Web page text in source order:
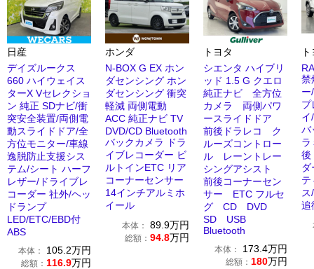
日産
デイズルークス
660 ハイウェイス
ターX Vセレクショ
ン 純正 SDナビ/衝
突安全装置/両側電
動スライドドア/全
方位モニター/車線
逸脱防止支援シス
テム/シート ハーフ
レザー/ドライブレ
コーダー 社外/ヘッ
ドランプ
LED/ETC/EBD付
ABS
本体： 105.2万円
総額： 116.9万円
ホンダ
N-BOX G EX ホン
ダセンシング ホン
ダセンシング 衝突
軽減 両側電動
ACC 純正ナビ TV
DVD/CD Bluetooth
バックカメラ ドラ
イブレコーダー ビ
ルトインETC リア
コーナーセンサー
14インチアルミホ
イール
本体： 89.9万円
総額： 94.8万円
トヨタ
シエンタ ハイブリ
ッド 1.5 G クエロ
純正ナビ 全方位
カメラ 両側パワ
ースライドドア
前後ドラレコ ク
ルーズコントロー
ル レーントレー
シングアシスト
前後コーナーセン
サー ETC フルセ
グ CD DVD
SD USB
Bluetooth
本体： 173.4万円
総額： 180万円
禁
ー
プ
イ
バ
ラ
後
テ
追